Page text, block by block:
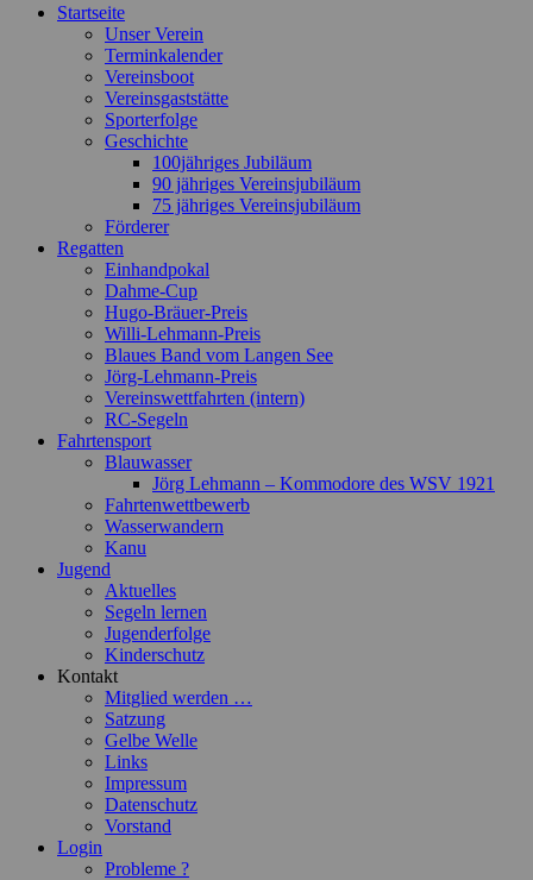
oben
Startseite
Unser Verein
Terminkalender
Vereinsboot
Vereinsgaststätte
Sporterfolge
Geschichte
100jähriges Jubiläum
90 jähriges Vereinsjubiläum
75 jähriges Vereinsjubiläum
Förderer
Regatten
Einhandpokal
Dahme-Cup
Hugo-Bräuer-Preis
Willi-Lehmann-Preis
Blaues Band vom Langen See
Jörg-Lehmann-Preis
Vereinswettfahrten (intern)
RC-Segeln
Fahrtensport
Blauwasser
Jörg Lehmann – Kommodore des WSV 1921
Fahrtenwettbewerb
Wasserwandern
Kanu
Jugend
Aktuelles
Segeln lernen
Jugenderfolge
Kinderschutz
Kontakt
Mitglied werden …
Satzung
Gelbe Welle
Links
Impressum
Datenschutz
Vorstand
Login
Probleme ?